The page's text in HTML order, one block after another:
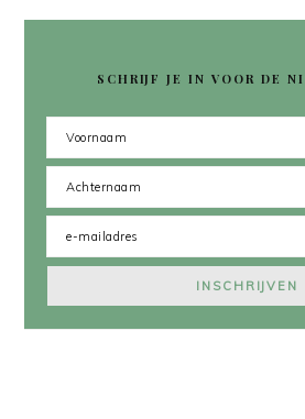
SCHRIJF JE IN VOOR DE